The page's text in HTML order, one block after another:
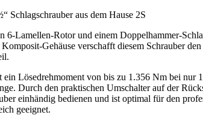
Schlagschrauber aus dem Hause 2S
6-Lamellen-Rotor und einem Doppelhammer-
Gehäuse verschafft diesem Schrauber den
Lösedrehmoment von bis zu 1.356 Nm bei nur
Durch den praktischen Umschalter auf der
einhändig bedienen und ist optimal für den
geeignet.